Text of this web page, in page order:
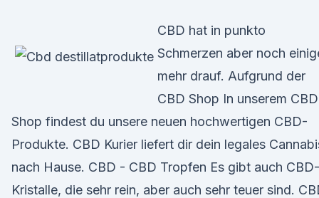
CBD hat in punkto
Schmerzen aber noch
mehr drauf. Aufgrund der
CBD Shop In unserem CBD
Shop findest du unsere neuen hochwertigen CBD-
Produkte. CBD Kurier liefert dir dein legales
nach Hause. CBD - CBD Tropfen Es gibt auch CBD-
Kristalle, die sehr rein, aber auch sehr teuer sind.